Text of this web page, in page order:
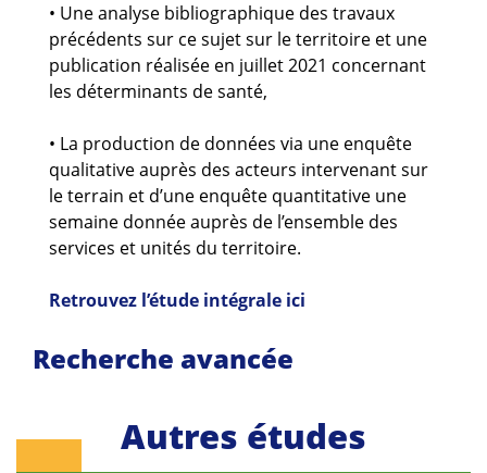
• Une analyse bibliographique des travaux
précédents sur ce sujet sur le territoire et une
publication réalisée en juillet 2021 concernant
les déterminants de santé,
• La production de données via une enquête
qualitative auprès des acteurs intervenant sur
le terrain et d’une enquête quantitative une
semaine donnée auprès de l’ensemble des
services et unités du territoire.
Retrouvez l’étude intégrale ici
Recherche avancée
Autres études